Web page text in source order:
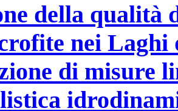
della qualità
nei
di misure